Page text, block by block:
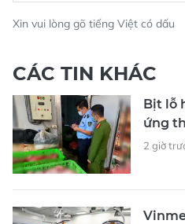
Xin vui lòng gõ tiếng Việt có dấu
CÁC TIN KHÁC
Bịt lỗ
ứng
2 giờ